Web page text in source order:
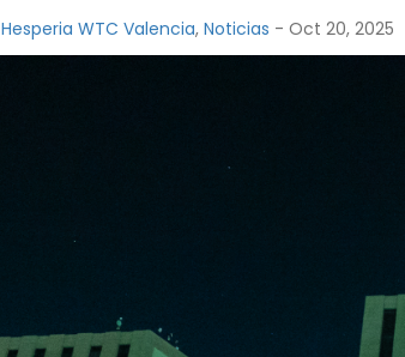
Hesperia WTC Valencia, Noticias - Oct 20, 2025